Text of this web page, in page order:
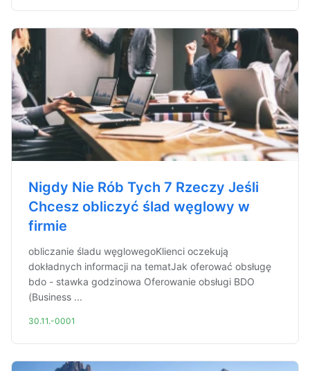
Nigdy Nie Rób Tych 7 Rzeczy Jeśli
Chcesz obliczyć ślad węglowy w
firmie
obliczanie śladu węglowegoKlienci oczekują
dokładnych informacji na tematJak oferować obsługę
bdo - stawka godzinowa Oferowanie obsługi BDO
(Business ...
30.11.-0001